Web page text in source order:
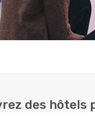
des hôtels